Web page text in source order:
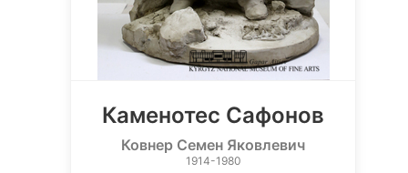
Каменотес Сафонов
Ковнер Семен Яковлевич
1914-1980